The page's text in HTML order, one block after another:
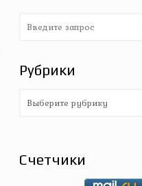
Рубрики
Рубрики
Счетчики